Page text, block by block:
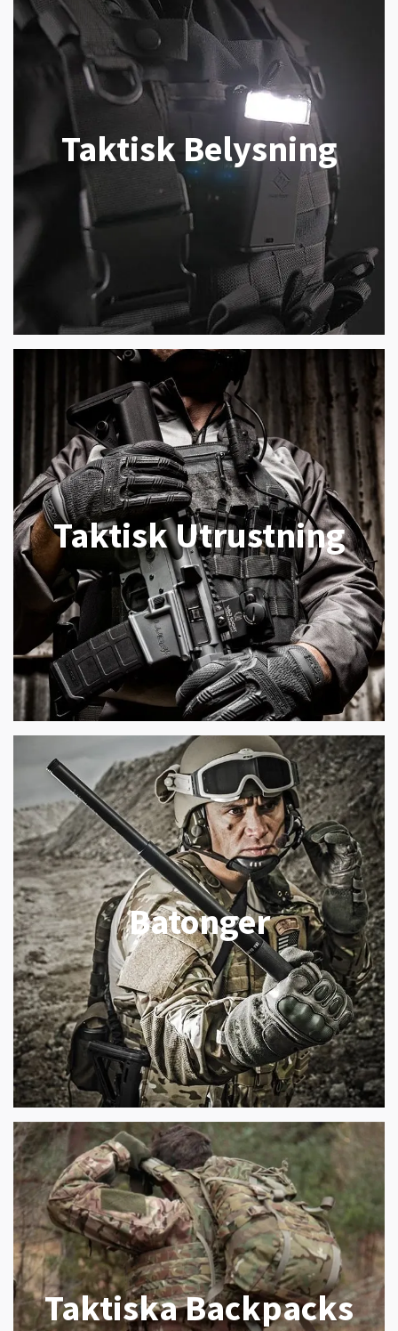
Taktisk Belysning
Taktisk Utrustning
Batonger
Taktiska Backpacks